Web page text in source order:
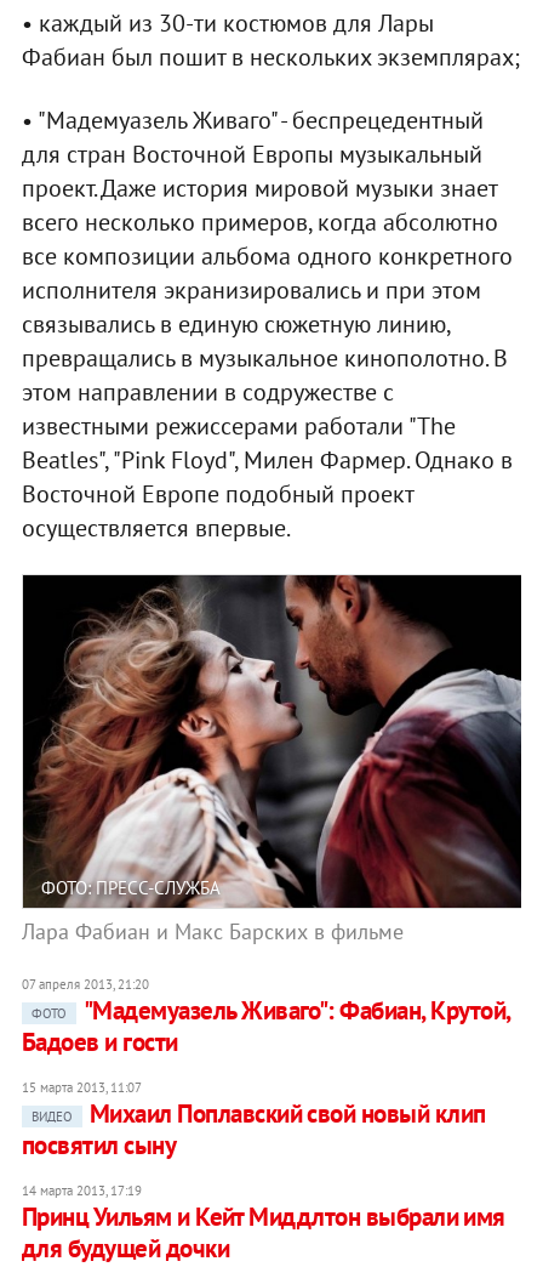
• каждый из 30-ти костюмов для Лары
Фабиан был пошит в нескольких экземплярах;
• "Мадемуазель Живаго" - беспрецедентный
для стран Восточной Европы музыкальный
проект. Даже история мировой музыки знает
всего несколько примеров, когда абсолютно
все композиции альбома одного конкретного
исполнителя экранизировались и при этом
связывались в единую сюжетную линию,
превращались в музыкальное кинополотно. В
этом направлении в содружестве с
известными режиссерами работали "The
Beatles", "Pink Floyd", Милен Фармер. Однако в
Восточной Европе подобный проект
осуществляется впервые.
ФОТО: ПРЕСС-СЛУЖБА
Лара Фабиан и Макс Барских в фильме
07 апреля 2013, 21:20
ФОТО
"Мадемуазель Живаго": Фабиан, Крутой,
Бадоев и гости
15 марта 2013, 11:07
ВИДЕО
Михаил Поплавский свой новый клип
посвятил сыну
14 марта 2013, 17:19
Принц Уильям и Кейт Миддлтон выбрали имя
для будущей дочки